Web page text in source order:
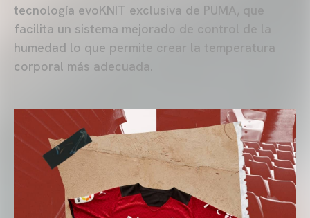
tecnología evoKNIT exclusiva de PUMA, que
facilita un sistema mejorado de control de la
humedad lo que permite crear la temperatura
corporal más adecuada.